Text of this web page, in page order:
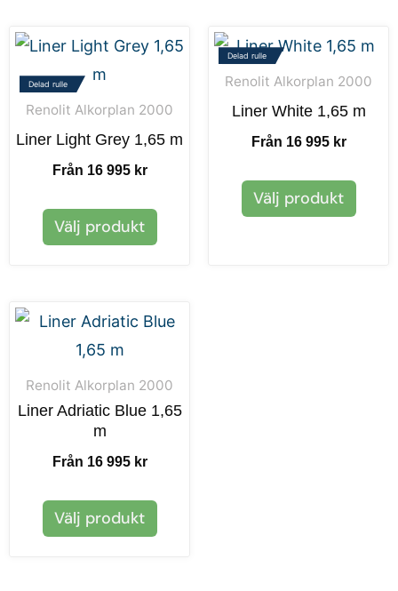
Delad rulle
Renolit Alkorplan 2000
Liner Light Grey 1,65 m
Från 16 995 kr
Välj produkt
Delad rulle
Renolit Alkorplan 2000
Liner White 1,65 m
Från 16 995 kr
Välj produkt
Renolit Alkorplan 2000
Liner Adriatic Blue 1,65
m
Från 16 995 kr
Välj produkt